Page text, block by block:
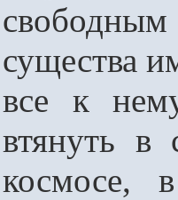
существа
всe к
втянуть
космосе,